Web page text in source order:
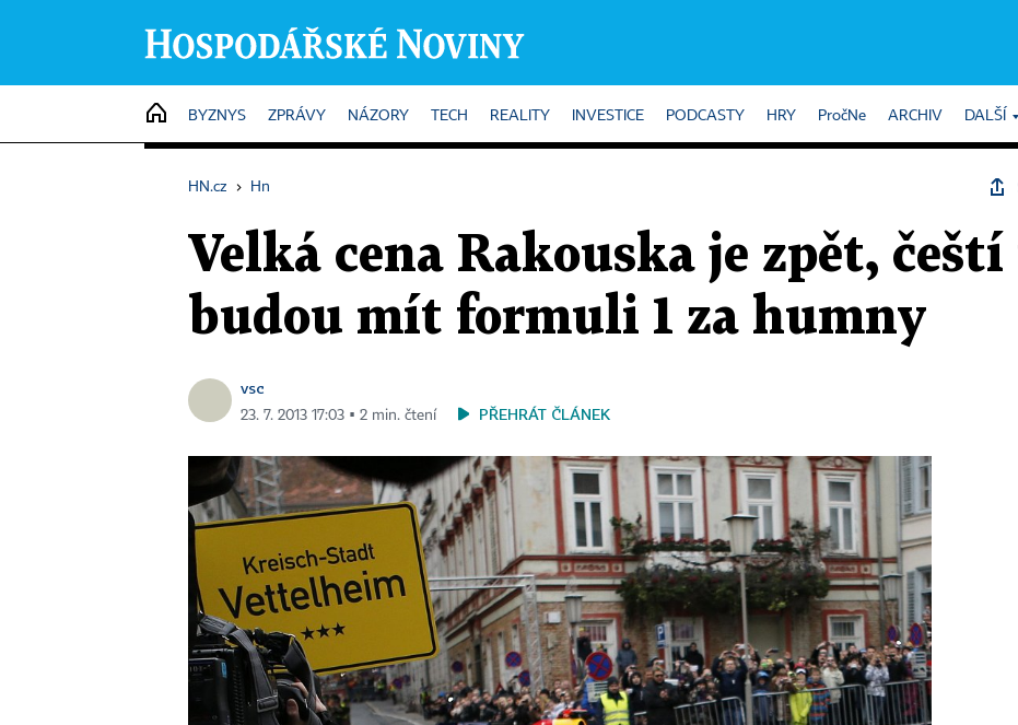
HOME
BYZNYS ZPRÁVY NÁZORY TECH REALITY INVESTICE PODCASTY HRY PročNe ARCHIV DALŠÍ
HN.cz › Hn
Velká cena Rakouska je zpět,
budou mít formuli 1 za humny
vsc
23. 7. 2013 17:03 ▪ 2 min. čtení PŘEHRÁT ČLÁNEK